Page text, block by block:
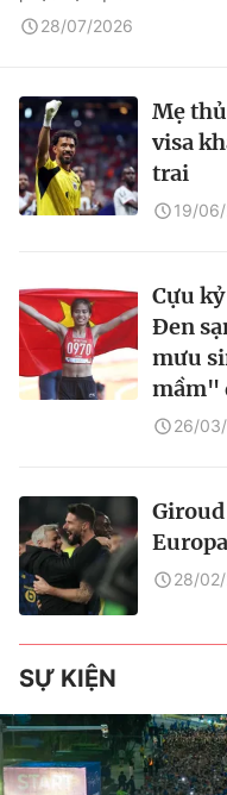
28/07/2026
Mẹ
visa
trai
19/
Cựu
Đen
mưu
mầm"
26/
28/
SỰ KIỆN